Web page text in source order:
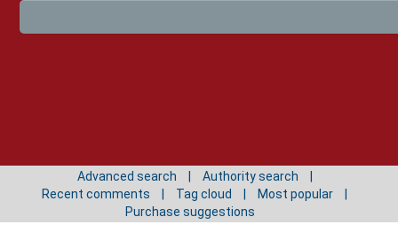
Advanced search
Authority search
Recent comments
Tag cloud
Most popular
Purchase suggestions